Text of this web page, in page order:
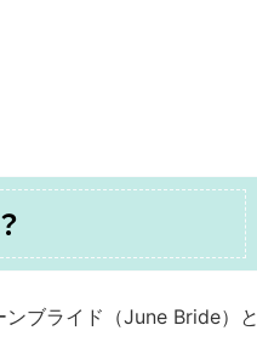
ンブライド（June Bride）と